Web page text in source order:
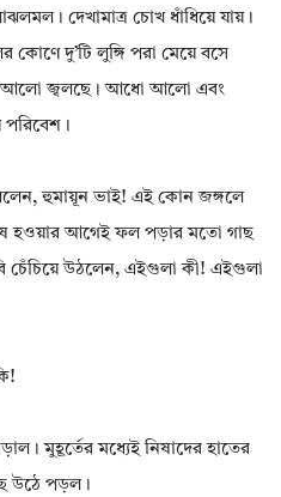
দেখামাত্র চোখ ধাঁধিয়ে যায়।
কোণে দু’টি লুঙ্গি পরা মেয়ে বসে
আলো জ্বলছে। আধো আলো এবং
পরিবেশ।
হুমায়ূন ভাই! এই কোন জঙ্গলে
হওয়ার আগেই ফল পড়ার মতো গাছ
চেঁচিয়ে উঠলেন, এইগুলা কী! এইগুলা
মুহূর্তের মধ্যেই নিষাদের হাতের
উঠে পড়ল।